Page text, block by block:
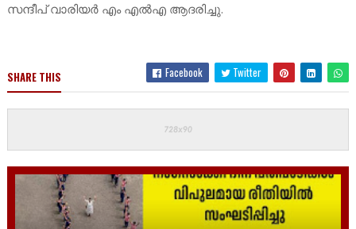
സന്ദീപ് വാരിയർ എം എൽഎ ആദരിച്ചു.
SHARE THIS Facebook Twitter